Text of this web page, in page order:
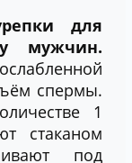
для
мужчин.
спермы.
1
стаканом
под